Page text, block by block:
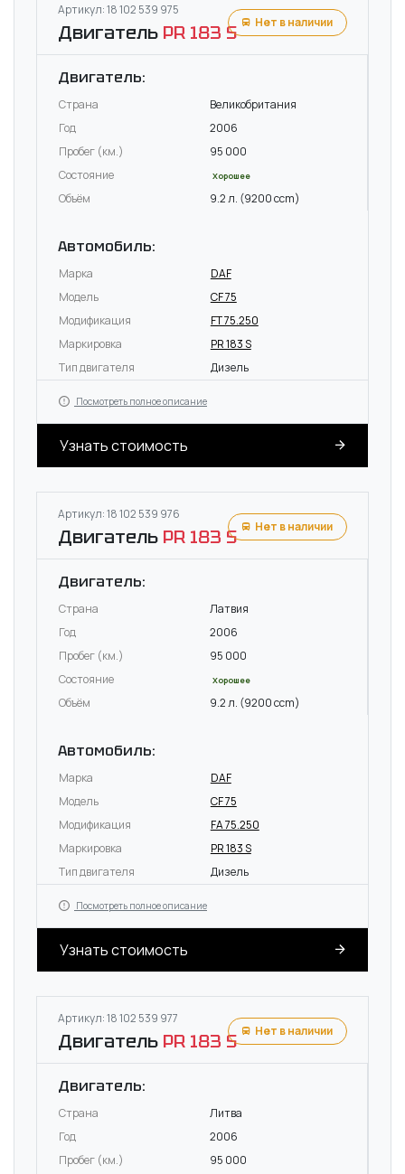
Артикул: 18 102 539 975
Двигатель PR 183 S Нет в наличии
Двигатель:
Страна
Великобритания
Год
2006
Пробег (км.)
95 000
Состояние
Хорошее
Объём 9.2 л. (9200 ccm)
Автомобиль:
Марка
DAF
Модель
CF 75
Модификация
FT 75.250
Маркировка
PR 183 S
Тип двигателя
Дизель
Посмотреть полное описание
Узнать стоимость
Артикул: 18 102 539 976
Двигатель PR 183 S Нет в наличии
Двигатель:
Страна
Латвия
Год
2006
Пробег (км.)
95 000
Состояние
Хорошее
Объём 9.2 л. (9200 ccm)
Автомобиль:
Марка
DAF
Модель
CF 75
Модификация
FA 75.250
Маркировка
PR 183 S
Тип двигателя
Дизель
Посмотреть полное описание
Узнать стоимость
Артикул: 18 102 539 977
Двигатель PR 183 S Нет в наличии
Двигатель:
Страна
Литва
Год
2006
Пробег (км.)
95 000